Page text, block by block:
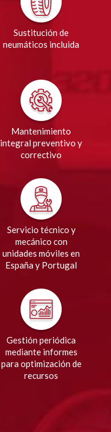
Sustitución de
neumáticos incluida
Mantenimiento
integral preventivo y
correctivo
Servicio técnico y
mecánico con
unidades móviles en
España y Portugal
Gestión periódica
mediante informes
para optimización de
recursos